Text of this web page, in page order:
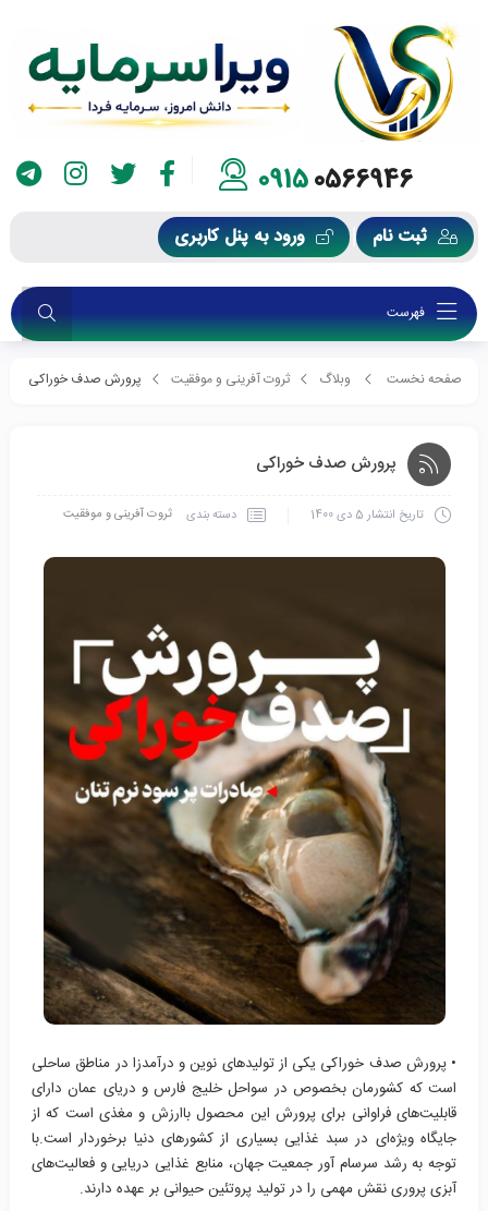
09150566946
ثبت نام ورود به پنل کاربری
فهرست
صفحه نخست وبلاگ ثروت آفرینی و موفقیت پرورش صدف خوراکی
پرورش صدف خوراکی
تاریخ انتشار5 دی 1400 دسته بندی ثروت آفرینی و موفقیت
• پرورش صدف خوراکی یکی از تولیدهای نوین و درآمدزا در مناطق ساحلی
است که کشورمان بخصوص در سواحل خلیج فارس و دریای عمان دارای
قابلیت‌های فراوانی برای پرورش این محصول باارزش و مغذی است که از
جایگاه ویژه‌ای در سبد غذایی بسیاری از کشورهای دنیا برخوردار است.با
توجه به رشد سرسام آور جمعیت جهان، منابع غذایی دریایی و فعالیت‌های
آبزی پروری نقش مهمی را در تولید پروتئین حیوانی بر عهده دارند.